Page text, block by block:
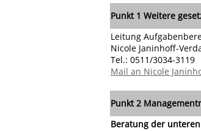
Punkt 1 Weitere
Leitung
Nicole Janinhoff-
Tel.: 0511/3034-3119
Mail an Nicole
Punkt 2
Beratung der